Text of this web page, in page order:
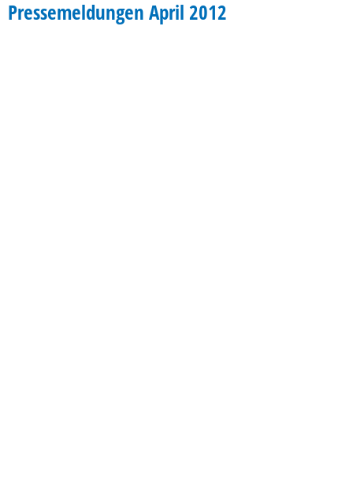
April
Pressemeldungen April 2012